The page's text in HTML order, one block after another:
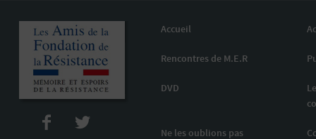
Accueil
Rencontres de M.E.R
DVD
Ne les oublions pas